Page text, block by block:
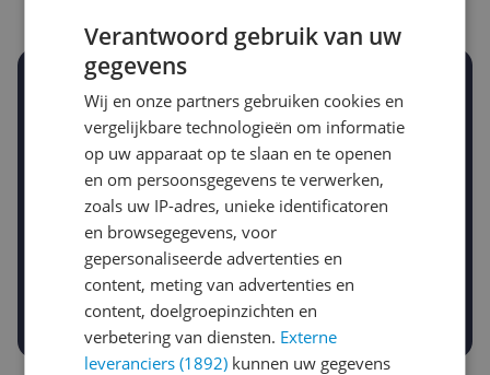
Stel een alert in en mis geen prijsdaling
Krijg een seintje zodra de prijs zakt
Jouw e-mailadres
Gewenste daling of bedrag
-5% -10% -15%
€
Prijsalert aanzetten
Verantwoord gebruik van uw
gegevens
Wij en onze partners gebruiken cookies en
vergelijkbare technologieën om informatie
op uw apparaat op te slaan en te openen
en om persoonsgegevens te verwerken,
zoals uw IP-adres, unieke identificatoren
en browsegegevens, voor
gepersonaliseerde advertenties en
content, meting van advertenties en
content, doelgroepinzichten en
verbetering van diensten. Externe
leveranciers (1892) kunnen uw gegevens